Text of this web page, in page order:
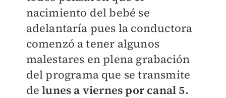
nacimiento del bebé se
adelantaría pues la conductora
comenzó a tener algunos
malestares en plena grabación
del programa que se transmite
delunes a viernes por canal 5.